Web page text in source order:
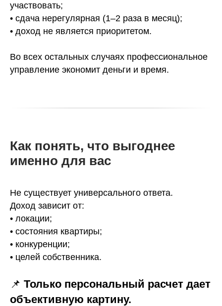
участвовать;
• сдача нерегулярная (1–2 раза в месяц);
• доход не является приоритетом.
Во всех остальных случаях профессиональное
управление экономит деньги и время.
Как понять, что выгоднее
именно для вас
Не существует универсального ответа.
Доход зависит от:
• локации;
• состояния квартиры;
• конкуренции;
• целей собственника.
📌 Только персональный расчет дает
объективную картину.